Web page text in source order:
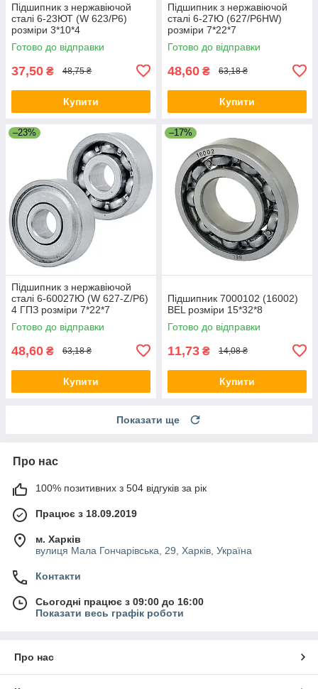
Підшипник з нержавіючой
сталі 6-23ЮТ (W 623/P6)
розміри 3*10*4
Готово до відправки
37,50 ₴ 48,75 ₴
Купити
Підшипник з нержавіючой
сталі 6-27Ю (627/P6HW)
розміри 7*22*7
Готово до відправки
48,60 ₴ 63,18 ₴
Купити
–23%
Підшипник з нержавіючой
сталі 6-60027Ю (W 627-Z/P6)
4 ГПЗ розміри 7*22*7
Готово до відправки
48,60 ₴ 63,18 ₴
Купити
–17%
Підшипник 7000102 (16002)
BEL розміри 15*32*8
Готово до відправки
11,73 ₴ 14,08 ₴
Купити
Показати ще
Про нас
100% позитивних з 504 відгуків за рік
Працює з 18.09.2019
м. Харків
вулиця Мала Гончарівська, 29, Харків, Україна
Контакти
Сьогодні працює з 09:00 до 16:00
Показати весь графік роботи
Про нас